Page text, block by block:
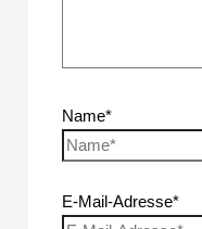
Name*
E-Mail-Adresse*